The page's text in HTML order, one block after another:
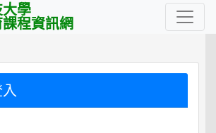
學
程資訊網